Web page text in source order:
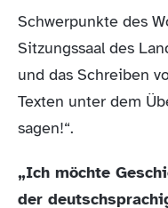
Schwerpunkte des
Sitzungssaal des
und das Schreiben
Texten unter dem
sagen!“.
„Ich möchte
der